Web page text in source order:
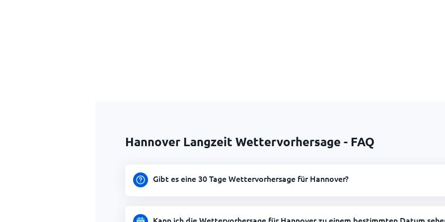
Hannover Langzeit Wettervorhersage - FAQ
Gibt es eine 30 Tage Wettervorhersage für Hannover?
Kann ich die Wettervorhersage für Hannover zu einem bestimmten Datum